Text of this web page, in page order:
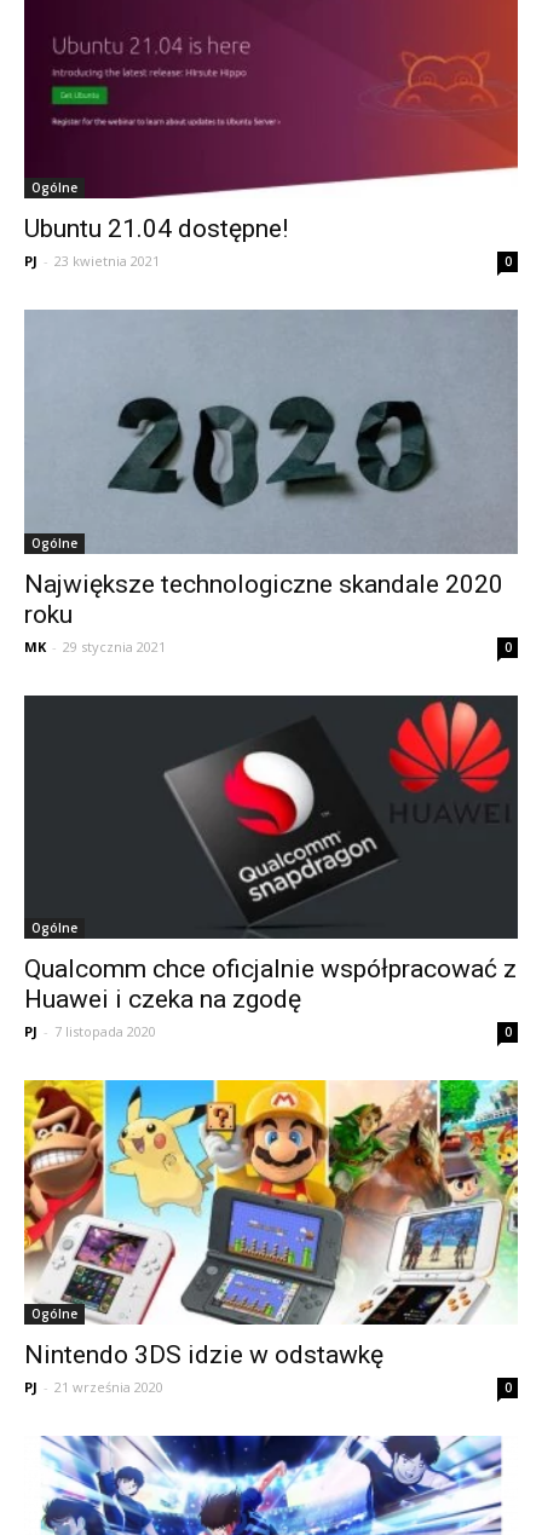
Ogólne
Ubuntu 21.04 dostępne!
PJ - 23 kwietnia 2021 0
Ogólne
Największe technologiczne skandale 2020
roku
MK - 29 stycznia 2021 0
Ogólne
Qualcomm chce oficjalnie współpracować z
Huawei i czeka na zgodę
PJ - 7 listopada 2020 0
Ogólne
Nintendo 3DS idzie w odstawkę
PJ - 21 września 2020 0